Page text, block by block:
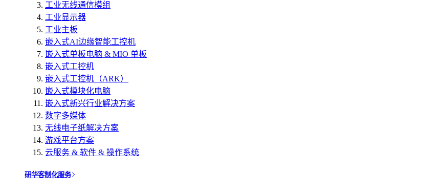
工业无线通信模组
工业显示器
工业主板
嵌入式AI边缘智能工控机
嵌入式单板电脑 & MIO 单板
嵌入式工控机
嵌入式工控机（ARK）
嵌入式模块化电脑
嵌入式新兴行业解决方案
数字多媒体
无线电子纸解决方案
游戏平台方案
云服务 & 软件 & 操作系统
研华客制化服务